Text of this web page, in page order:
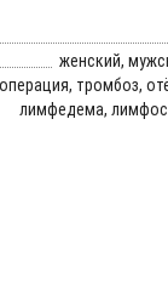
женский,
тромбоз,
лимфедема,